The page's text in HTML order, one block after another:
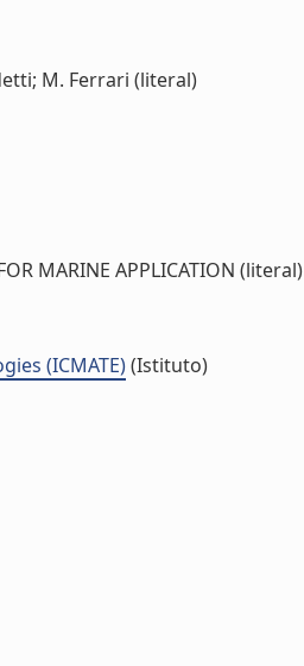
M. Ferrari (literal)
MARINE APPLICATION (literal)
(ICMATE)(Istituto)